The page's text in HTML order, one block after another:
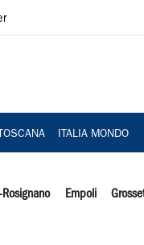
TOSCANA ITALIA MONDO
Empoli